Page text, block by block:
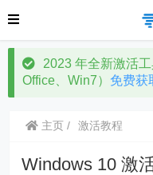
2023 年全新激活
Office、Win7） 免费获
主页 激活教程
Windows 10 激